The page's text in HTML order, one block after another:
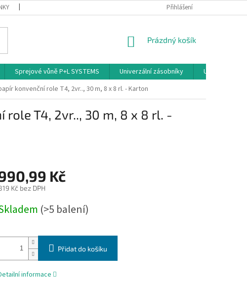
Přihlášení
NÁKUPNÍ
Prázdný košík
Sprejové vůně P+L SYSTEMS Univerzální zásobníky
Univerzální
konvenční role T4, 2vr.., 30 m, 8 x 8 rl. - Karton
role T4, 2vr.., 30 m, 8 x 8 rl. -
Kč
Kč bez DPH
(>5 balení)
Přidat do košíku
informace